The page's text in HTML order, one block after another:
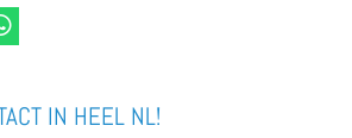
IN HEEL NL!